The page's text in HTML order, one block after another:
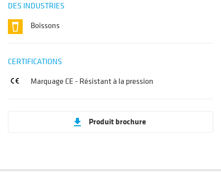
DES INDUSTRIES
Boissons
CERTIFICATIONS
Marquage CE - Résistant à la pression
get_app Produit brochure